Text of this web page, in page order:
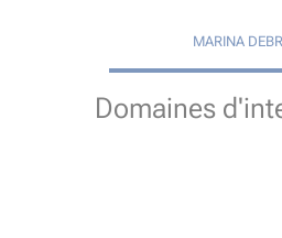
MARINA
Domaines